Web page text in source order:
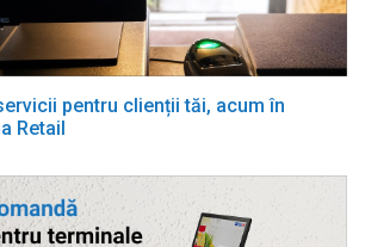
pentru clienții tăi, acum în
Retail